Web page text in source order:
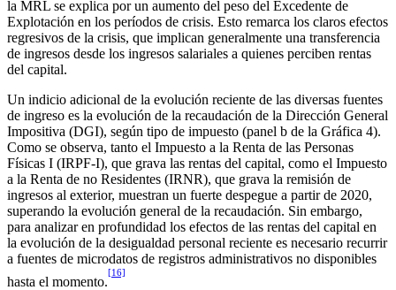
la MRL se explica por un aumento del peso del Excedente de
Explotación en los períodos de crisis. Esto remarca los claros efectos
regresivos de la crisis, que implican generalmente una transferencia
de ingresos desde los ingresos salariales a quienes perciben rentas
del capital.
Un indicio adicional de la evolución reciente de las diversas fuentes
de ingreso es la evolución de la recaudación de la Dirección General
Impositiva (DGI), según tipo de impuesto (panel b de la Gráfica 4).
Como se observa, tanto el Impuesto a la Renta de las Personas
Físicas I (IRPF-I), que grava las rentas del capital, como el Impuesto
a la Renta de no Residentes (IRNR), que grava la remisión de
ingresos al exterior, muestran un fuerte despegue a partir de 2020,
superando la evolución general de la recaudación. Sin embargo,
para analizar en profundidad los efectos de las rentas del capital en
la evolución de la desigualdad personal reciente es necesario recurrir
a fuentes de microdatos de registros administrativos no disponibles
hasta el momento.
[16]